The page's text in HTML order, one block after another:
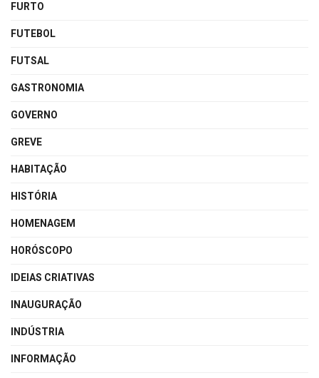
FURTO
FUTEBOL
FUTSAL
GASTRONOMIA
GOVERNO
GREVE
HABITAÇÃO
HISTÓRIA
HOMENAGEM
HORÓSCOPO
IDEIAS CRIATIVAS
INAUGURAÇÃO
INDÚSTRIA
INFORMAÇÃO